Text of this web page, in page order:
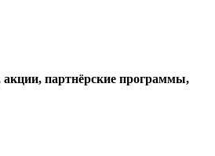
партнёрские программы,